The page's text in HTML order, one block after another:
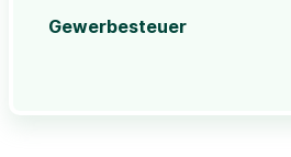
Gewerbesteuer